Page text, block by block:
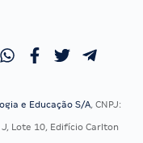
OAB
e Educação S/A, CNPJ:
Lote 10, Edifício Carlton